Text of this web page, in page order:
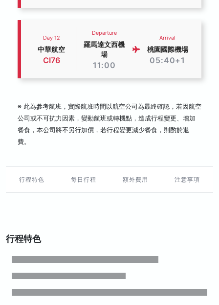
Day 12
中華航空
CI76
Departure
羅馬達文西機
場
11:00
Arrival
桃園國際機場
05:40+1
※ 此為參考航班，實際航班時間以航空公司為最終確認，若因航空
公司或不可抗力因素，變動航班或轉機點，造成行程變更、增加
餐食，本公司將不另行加價，若行程變更減少餐食，則酌於退
費。
行程特色 每日行程 額外費用 注意事項
行程特色